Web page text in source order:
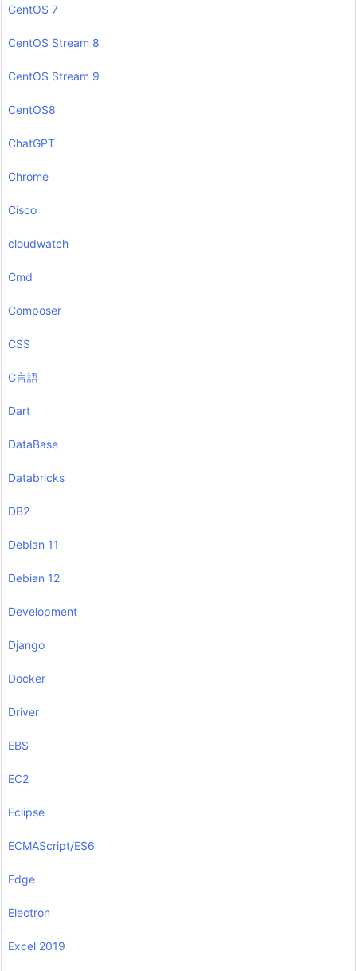
CentOS 7
CentOS Stream 8
CentOS Stream 9
CentOS8
ChatGPT
Chrome
Cisco
cloudwatch
Cmd
Composer
CSS
C言語
Dart
DataBase
Databricks
DB2
Debian 11
Debian 12
Development
Django
Docker
Driver
EBS
EC2
Eclipse
ECMAScript/ES6
Edge
Electron
Excel 2019